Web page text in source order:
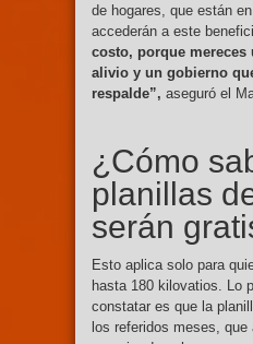
de hogares, que están
accederán a este
costo, porque mereces
alivio y un gobierno
respalde”, aseguró el
¿Cómo
planillas
serán
Esto aplica solo para
hasta 180 kilovatios. Lo
constatar es que la
los referidos meses,